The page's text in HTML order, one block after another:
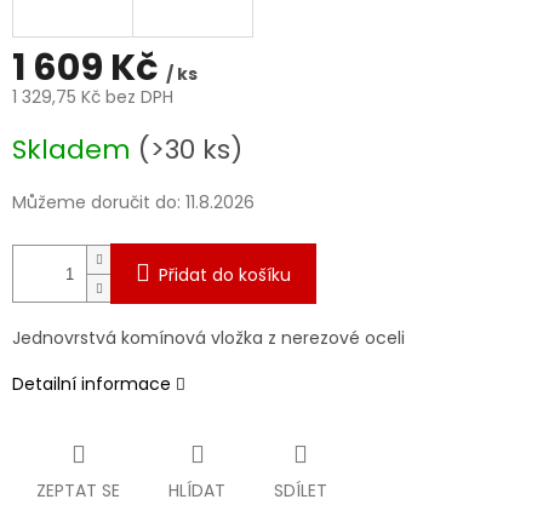
1 609 Kč / ks
1 329,75 Kč bez DPH
cena:
Skladem (>30 ks)
Můžeme doručit do: 11.8.2026
Přidat do košíku
Jednovrstvá komínová vložka z nerezové oceli
Detailní informace
ZEPTAT SE HLÍDAT SDÍLET